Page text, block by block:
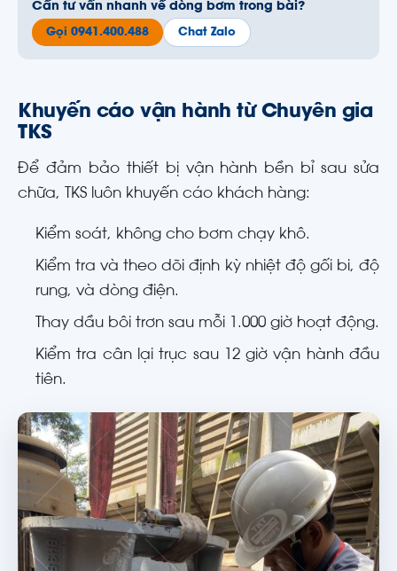
Cần tư vấn nhanh về dòng bơm trong bài?
Gọi 0941.400.488 Chat Zalo
Khuyến cáo vận hành từ Chuyên gia
TKS
Để đảm bảo thiết bị vận hành bền bỉ sau sửa
chữa, TKS luôn khuyến cáo khách hàng:
Kiểm soát, không cho bơm chạy khô.
Kiểm tra và theo dõi định kỳ nhiệt độ gối bi, độ
rung, và dòng điện.
Thay dầu bôi trơn sau mỗi 1.000 giờ hoạt động.
Kiểm tra cân lại trục sau 12 giờ vận hành đầu
tiên.